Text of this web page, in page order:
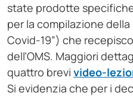
state prodotte
per la compilazione
Covid-19”) che
dell’OMS. Maggiori
quattro brevi video-
Si evidenzia che per i